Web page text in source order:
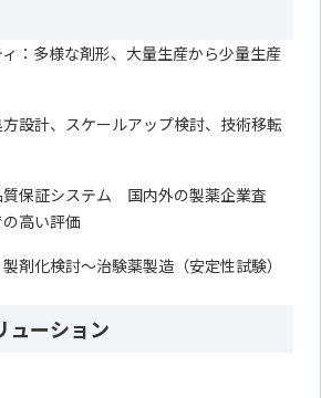
：多様な剤形、大量生産から少量生産
設計、スケールアップ検討、技術移転
質保証システム 国内外の製薬企業査
高い評価
剤化検討～治験薬製造（安定性試験）
ューション